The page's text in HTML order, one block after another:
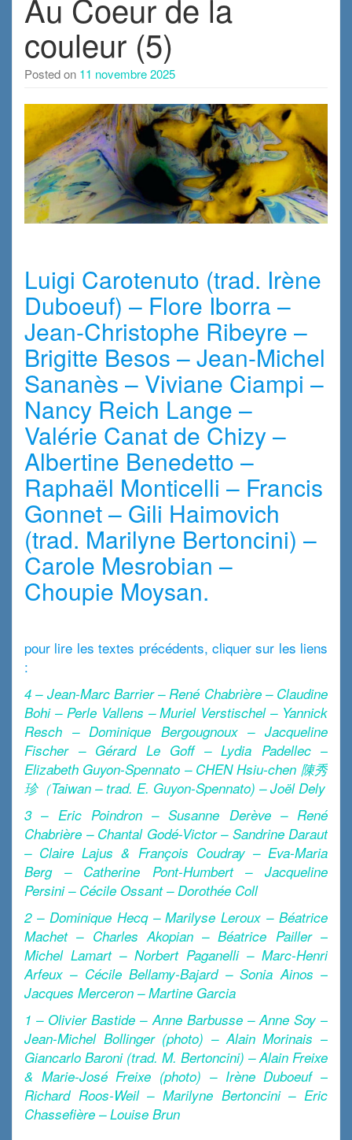
Au Coeur de la
couleur (5)
Posted on 11 novembre 2025
Luigi Carotenuto (trad. Irène
Duboeuf) – Flore Iborra –
Jean-Christophe Ribeyre –
Brigitte Besos – Jean-Michel
Sananès – Viviane Ciampi –
Nancy Reich Lange –
Valérie Canat de Chizy –
Albertine Benedetto –
Raphaël Monticelli – Francis
Gonnet – Gili Haimovich
(trad. Marilyne Bertoncini) –
Carole Mesrobian –
Choupie Moysan.
pour lire les textes précédents, cliquer sur les liens
:
4 – Jean-Marc Barrier – René Chabrière – Claudine
Bohi – Perle Vallens – Muriel Verstischel – Yannick
Resch – Dominique Bergougnoux – Jacqueline
Fischer – Gérard Le Goff – Lydia Padellec –
Elizabeth Guyon-Spennato – CHEN Hsiu-chen 陳秀
珍（Taiwan – trad. E. Guyon-Spennato) – Joël Dely
3 – Eric Poindron – Susanne Derève – René
Chabrière – Chantal Godé-Victor – Sandrine Daraut
– Claire Lajus & François Coudray – Eva-Maria
Berg – Catherine Pont-Humbert – Jacqueline
Persini – Cécile Ossant – Dorothée Coll
2 – Dominique Hecq – Marilyse Leroux – Béatrice
Machet – Charles Akopian – Béatrice Pailler –
Michel Lamart – Norbert Paganelli – Marc-Henri
Arfeux – Cécile Bellamy-Bajard – Sonia Ainos –
Jacques Merceron – Martine Garcia
1 – Olivier Bastide – Anne Barbusse – Anne Soy –
Jean-Michel Bollinger (photo) – Alain Morinais –
Giancarlo Baroni (trad. M. Bertoncini) – Alain Freixe
& Marie-José Freixe (photo) – Irène Duboeuf –
Richard Roos-Weil – Marilyne Bertoncini – Eric
Chassefière – Louise Brun